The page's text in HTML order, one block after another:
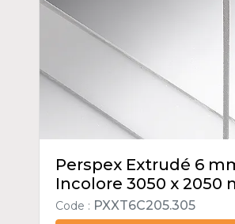
Perspex Extrudé 6
Incolore 3050 x 2050
Code : PXXT6C205.305